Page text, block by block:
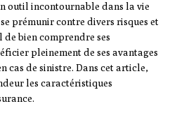
outil incontournable dans la vie
prémunir contre divers risques et
bien comprendre ses
pleinement de ses avantages
cas de sinistre. Dans cet article,
les caractéristiques